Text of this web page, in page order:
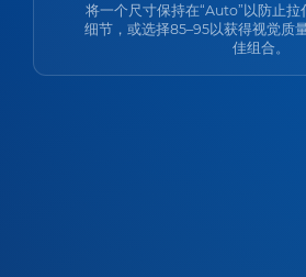
将一个尺寸保持在“Auto”以防止拉
细节，或选择85–95以获得视觉质
佳组合。